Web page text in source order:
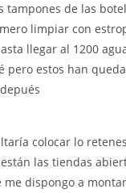
tampones de las
limpiar con
llegar al 1200
pero estos han
colocar lo
las tiendas
me dispongo a